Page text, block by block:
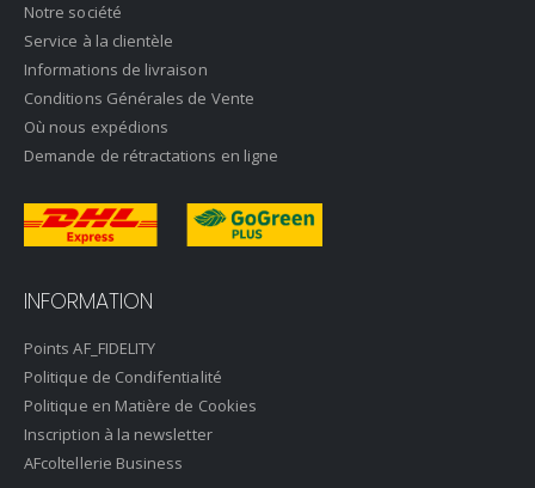
Notre société
Service à la clientèle
Informations de livraison
Conditions Générales de Vente
Où nous expédions
Demande de rétractations en ligne
INFORMATION
Points AF_FIDELITY
Politique de Condifentialité
Politique en Matière de Cookies
Inscription à la newsletter
AFcoltellerie Business